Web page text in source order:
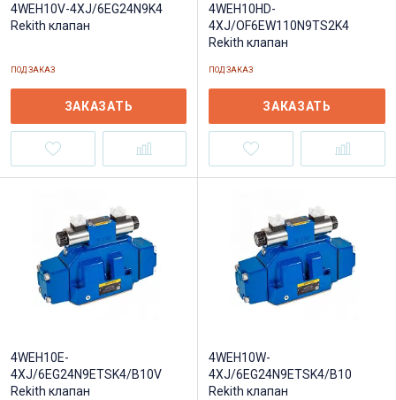
4WEH10V-4XJ/6EG24N9K4
Rekith клапан
ПОД ЗАКАЗ
ЗАКАЗАТЬ
4WEH10HD-
4XJ/OF6EW110N9TS2K4
Rekith клапан
ПОД ЗАКАЗ
ЗАКАЗАТЬ
4WEH10E-
4XJ/6EG24N9ETSK4/B10V
Rekith клапан
4WEH10W-
4XJ/6EG24N9ETSK4/B10
Rekith клапан